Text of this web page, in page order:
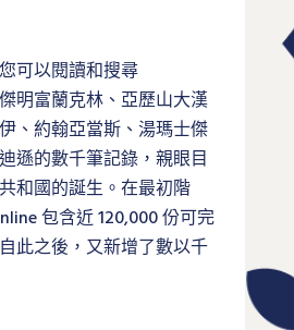
可以閱讀和搜尋
明富蘭克林、亞歷山大漢
、約翰亞當斯、湯瑪士傑
遜的數千筆記錄，親眼目
和國的誕生。在最初階
包含近 120,000 份可完
此之後，又新增了數以千